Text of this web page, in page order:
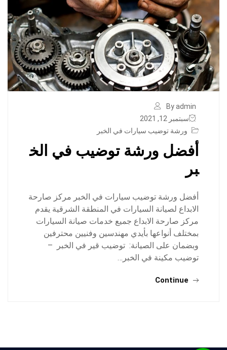
By admin
سبتمبر 12, 2021
ورشة توضيب سيارات في الخبر
أفضل ورشة توضيب في الخ
بر
أفضل ورشة توضيب سيارات في الخبر مركز صارحة
الابداع لصيانة السيارات في المنطقة الشرقية يقدم
مركز صارحة الابداع جميع خدمات صيانة السيارات
بمختلف أنواعها بأيدي مهندسين وفنيين محترفين
وبضمان على الصيانة: توضيب قير في الخبر –
توضيب مكينة في الخبر…
Continue